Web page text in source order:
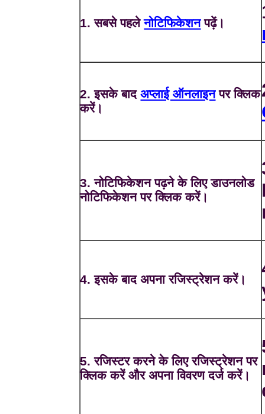
1. सबसे पहलेनोटिफिकेशनपढ़ें।
2. इसके बादअप्लाई ऑनलाइनपर क्लिक
करें।
3. नोटिफिकेशन पढ़ने के लिए डाउनलोड
नोटिफिकेशन पर क्लिक करें।
4. इसके बाद अपना रजिस्ट्रेशन करें।
5. रजिस्टर करने के लिए रजिस्ट्रेशन पर
क्लिक करें और अपना विवरण दर्ज करें।